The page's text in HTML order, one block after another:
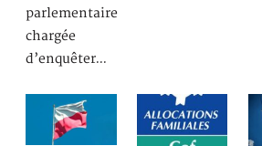
parlementaire
chargée
d’enquêter…